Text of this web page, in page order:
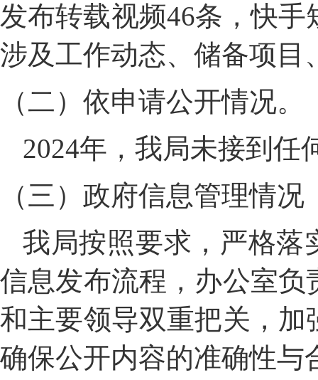
发布转载视频46条，快
涉及工作动态、储备项目
（二）依申请公开情况。
2024年，我局未接到任
（三）政府信息管理情况
我局按照要求，严格落
信息发布流程，办公室
和主要领导双重把关，
确保公开内容的准确性与